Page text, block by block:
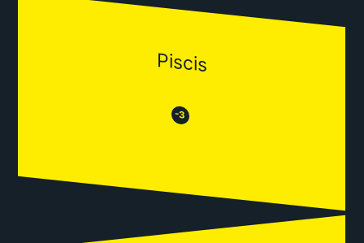
Piscis
😒 -3 😂